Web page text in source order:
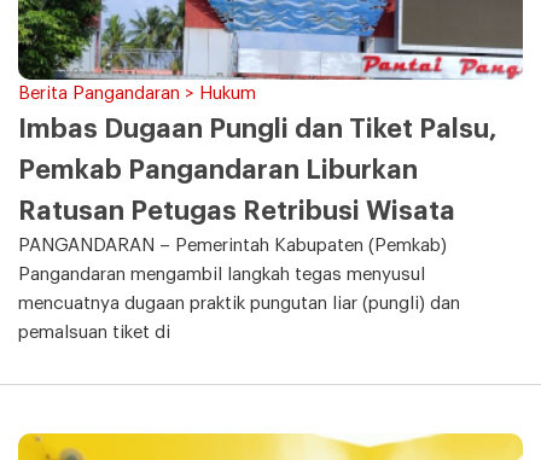
Berita Pangandaran > Hukum
Imbas Dugaan Pungli dan Tiket Palsu,
Pemkab Pangandaran Liburkan
Ratusan Petugas Retribusi Wisata
PANGANDARAN – Pemerintah Kabupaten (Pemkab)
Pangandaran mengambil langkah tegas menyusul
mencuatnya dugaan praktik pungutan liar (pungli) dan
pemalsuan tiket di